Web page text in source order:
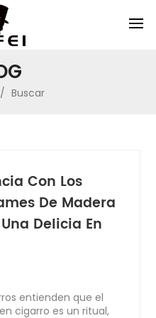
/ Buscar
Con Los
De Madera
Delicia En
entienden que el
cigarro es un ritual,